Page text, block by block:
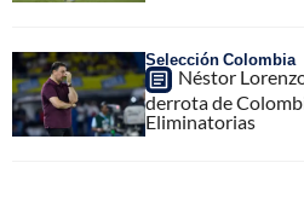
Selección Colombia
Néstor
derrota de
Eliminatorias